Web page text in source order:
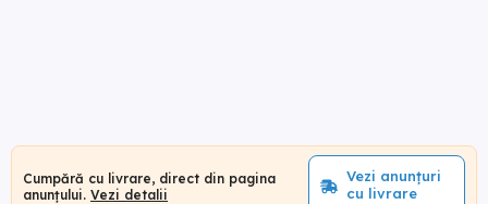
Cumpără cu livrare, direct din pagina
anunțului. Vezi detalii
Vezi anunțuri
cu livrare